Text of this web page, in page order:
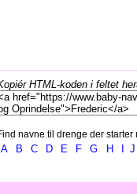
HTML-koden i feltet
navne til drenge der starter
A B C D E F G H J